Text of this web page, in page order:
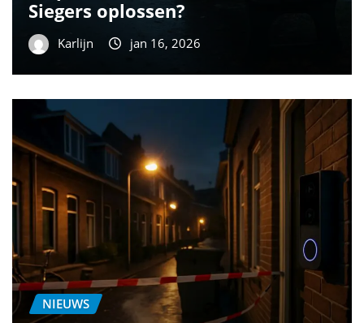
Siegers oplossen?
Karlijn jan 16, 2026
NIEUWS